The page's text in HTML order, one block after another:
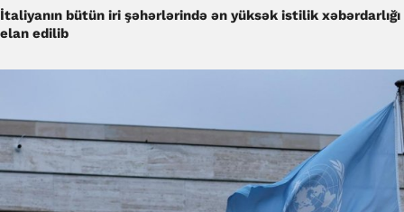
İtaliyanın bütün iri şəhərlərində ən yüksək istilik xəbərdarlığı
elan edilib